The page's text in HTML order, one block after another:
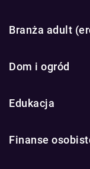
Branża adult
Dom i ogród
Edukacja
Finanse